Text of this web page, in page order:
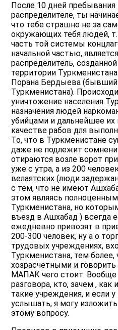
После 10 дней
распределителе, ты
что тебе страшно не за
окружающих тебя людей,
часть той системы
начальной частью,
распределитель,
территории
Порана Бердыева
Туркменистана).
уничтожение населения
назначения людей
убийцами и дальнейшее их
качестве рабов для
То, что в Туркменистане
даже не подлежит
отираются возле ворот
уже с утра, а из 200
велаятских (люди
с тем, что не имеют
этом являясь
Туркменистана, но
въезд в Ашхабад ) всегда
ежедневно привозят в
200-300 человек, ну а о
трудовых учреждениях,
Туркменистана, тем более,
хозрасчетными и говорить
МАПАК чего стоит. Вообще
разговора, кто, зачем , как
такие учреждения, и если
услышать, я могу
этому вопросу.